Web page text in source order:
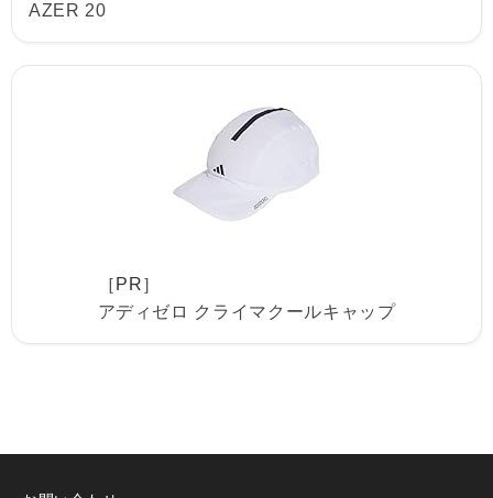
AZER 20
［PR］
アディゼロ クライマクールキャップ